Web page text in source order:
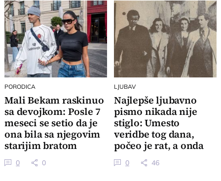
PORODICA
Mali Bekam raskinuo
sa devojkom: Posle 7
meseci se setio da je
ona bila sa njegovim
starijim bratom
0 0
LJUBAV
Najlepše ljubavno
pismo nikada nije
stiglo: Umesto
veridbe tog dana,
počeo je rat, a onda
su otišli u smrt
0 46